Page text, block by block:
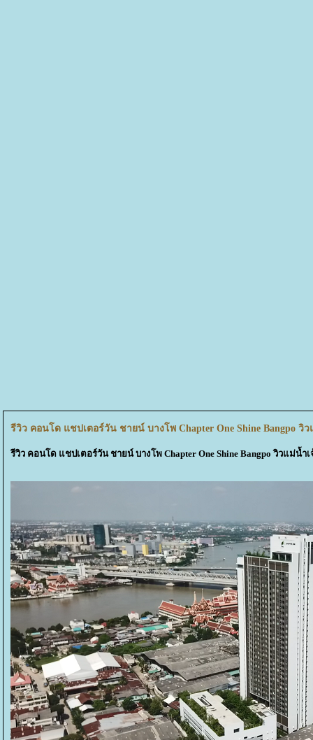
รีวิว คอนโด แชปเตอร์วัน ชายน์ บางโพ Chapter One Shine Bangpo วิ
รีวิว คอนโด แชปเตอร์วัน ชายน์ บางโพ Chapter One Shine Bangpo วิวแม่น้ำ